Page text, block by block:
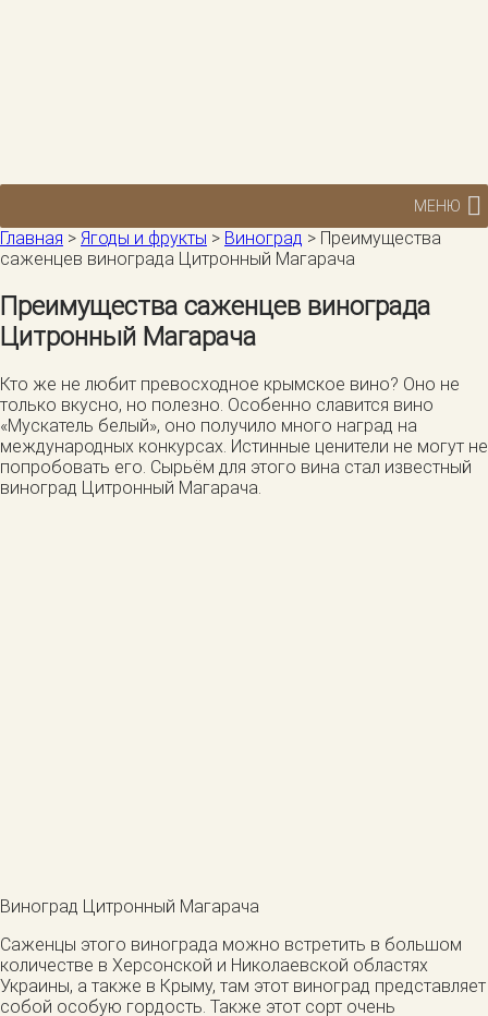
МЕНЮ
Главная > Ягоды и фрукты > Виноград > Преимущества
саженцев винограда Цитронный Магарача
Преимущества саженцев винограда
Цитронный Магарача
Кто же не любит превосходное крымское вино? Оно не
только вкусно, но полезно. Особенно славится вино
«Мускатель белый», оно получило много наград на
международных конкурсах. Истинные ценители не могут не
попробовать его. Сырьём для этого вина стал известный
виноград Цитронный Магарача.
Виноград Цитронный Магарача
Саженцы этого винограда можно встретить в большом
количестве в Херсонской и Николаевской областях
Украины, а также в Крыму, там этот виноград представляет
собой особую гордость. Также этот сорт очень